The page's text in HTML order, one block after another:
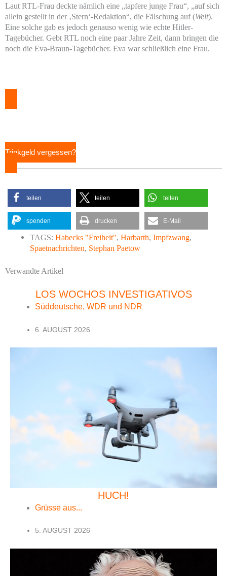
Laut RTL-Frau deckte nämlich eine „tapfere junge Frau“, „auf sich
allein gestellt in der ‚Stern‘-Redaktion“, die Fälschung auf (Welt).
Eine solche gab es jedoch genauso wenig wie echte Hitler-
Tagebücher. Gebt RTL noch eine paar Jahre Zeit, dann bringen die
noch die Eva-Braun-Tagebücher. Eva war schließlich eine Frau.
Trinkgeld vergessen?
teilen teilen teilen
spenden drucken E-Mail
TAGS:Habecks "Freiheit",Harbarth,Impfzwang,
Spaetnachrichten, Stephan Paetow
Verwandte Artikel
LOS WOCHOS INVESTIGATIVOS
Süddeutsche, WDR und NDR
6. AUGUST 2026
HUCH!
Grüsse aus...
5. AUGUST 2026